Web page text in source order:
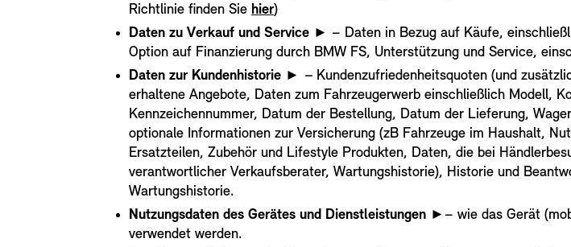
Richtlinie finden Sie hier)
Daten zu Verkauf und Service ► – Daten in Bezug auf Käufe,
Option auf Finanzierung durch BMW FS, Unterstützung und Service,
Daten zur Kundenhistorie ► – Kundenzufriedenheitsquoten (und
erhaltene Angebote, Daten zum Fahrzeugerwerb einschließlich Modell,
Kennzeichennummer, Datum der Bestellung, Datum der Lieferung,
optionale Informationen zur Versicherung (zB Fahrzeuge im Haushalt,
Ersatzteilen, Zubehör und Lifestyle Produkten, Daten, die bei
verantwortlicher Verkaufsberater, Wartungshistorie), Historie und
Wartungshistorie.
Nutzungsdaten des Gerätes und Dienstleistungen ►– wie das Gerät
verwendet werden.